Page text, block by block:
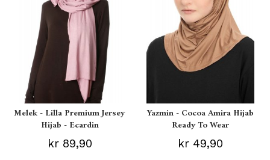
Melek - Lilla Premium Jersey
Hijab - Ecardin
kr 89,90
Yazmin - Cocoa Amira Hijab
Ready To Wear
kr 49,90